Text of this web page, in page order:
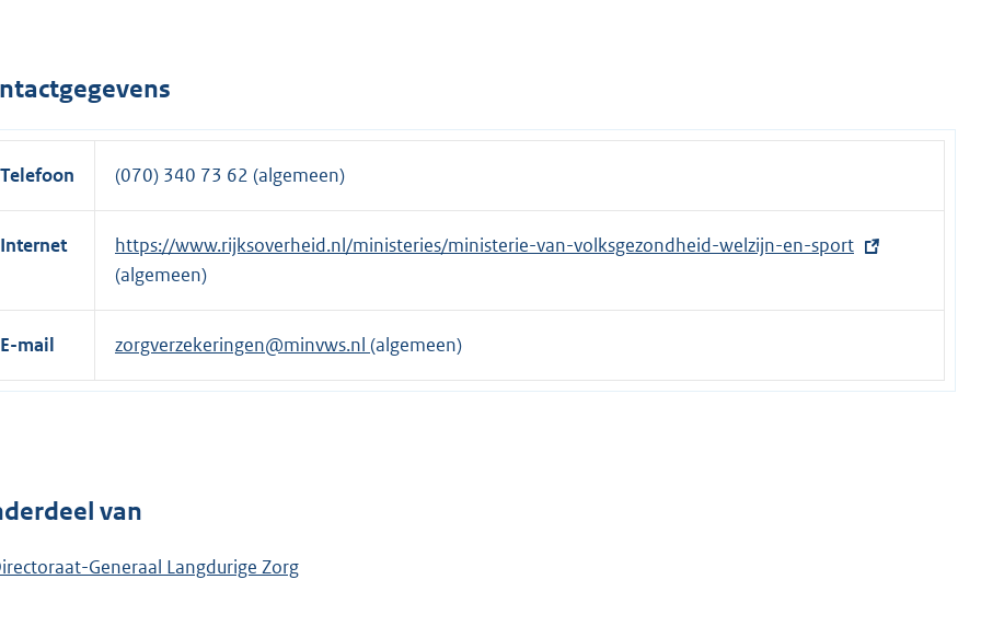
Telefoon (070) 340 73 62 (algemeen)
Internet
E
x
t
n
n
:
https://www.rijksoverheid.nl/ministeries/ministerie-van-volksgezondheid-welzijn-en-sport
(algemeen)
E-mail zorgverzekeringen@minvws.nl (algemeen)
van
Generaal Langdurige Zorg